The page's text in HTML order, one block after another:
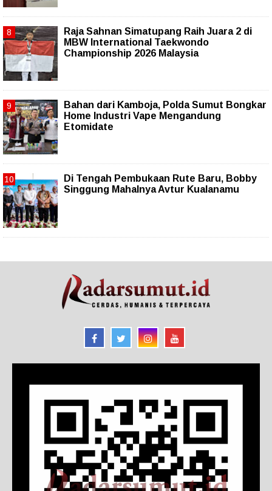
Raja Sahnan Simatupang Raih Juara 2 di
MBW International Taekwondo
Championship 2026 Malaysia
Bahan dari Kamboja, Polda Sumut Bongkar
Home Industri Vape Mengandung
Etomidate
Di Tengah Pembukaan Rute Baru, Bobby
Singgung Mahalnya Avtur Kualanamu